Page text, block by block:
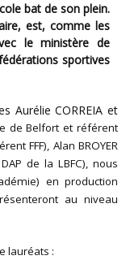
est, comme les
le ministère de
sportives
de Belfort et référent
FFF), Alan BROYER
de la LBFC), nous
en production
au niveau
lauréats :